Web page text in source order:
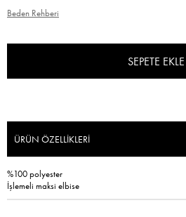
Beden Rehberi
ÜRÜN ÖZELLIKLERI
%100 polyester
İşlemeli maksi elbise